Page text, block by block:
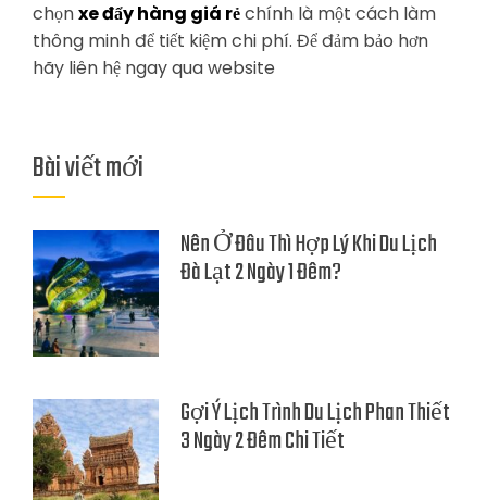
chọnxe đẩy hàng giá rẻchính là một cách làm
thông minh để tiết kiệm chi phí. Để đảm bảo hơn
hãy liên hệ ngay qua website
Bài viết mới
Nên Ở Đâu Thì Hợp Lý Khi Du Lịch
Đà Lạt 2 Ngày 1 Đêm?
Gợi Ý Lịch Trình Du Lịch Phan Thiết
3 Ngày 2 Đêm Chi Tiết